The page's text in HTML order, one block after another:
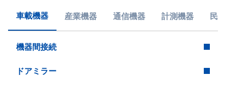
車載機器 産業機器 通信機器 計測機器 民
機器間接続
ドアミラー